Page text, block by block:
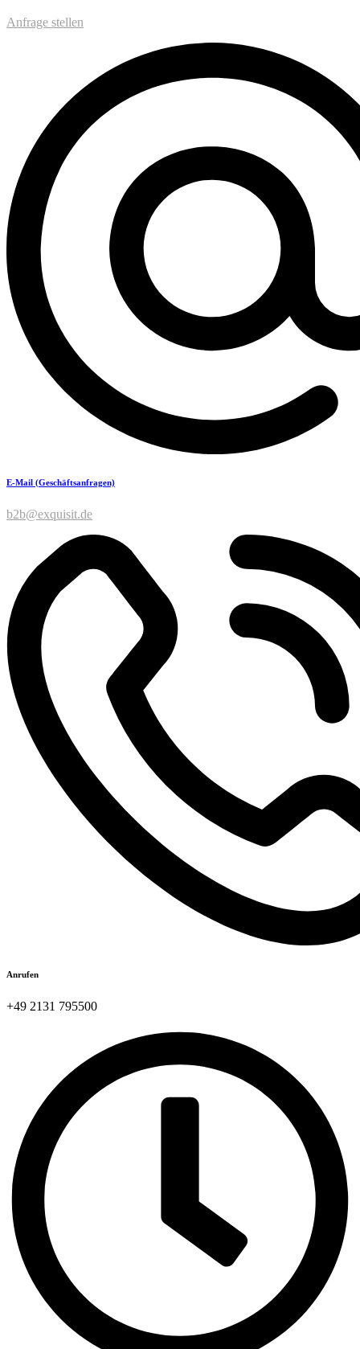
Anfrage stellen
E-Mail (Geschäftsanfragen)
b2b@exquisit.de
Anrufen
+49 2131 795500​